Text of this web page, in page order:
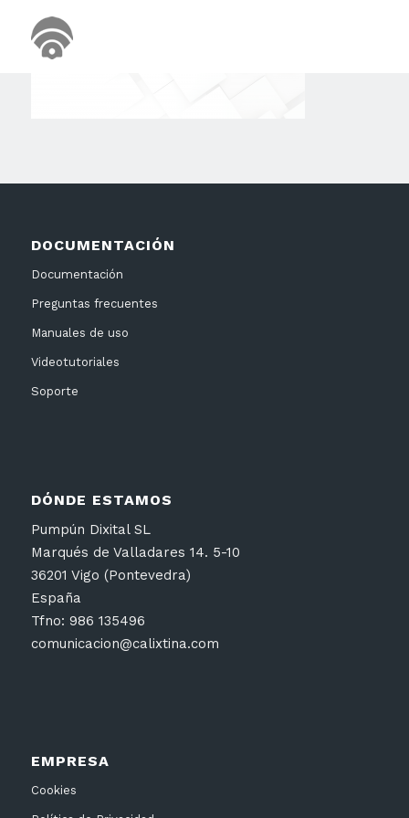
DOCUMENTACIÓN
Documentación
Preguntas frecuentes
Manuales de uso
Videotutoriales
Soporte
DÓNDE ESTAMOS
Pumpún Dixital SL
Marqués de Valladares 14. 5-10
36201 Vigo (Pontevedra)
España
Tfno: 986 135496
comunicacion@calixtina.com
EMPRESA
Cookies